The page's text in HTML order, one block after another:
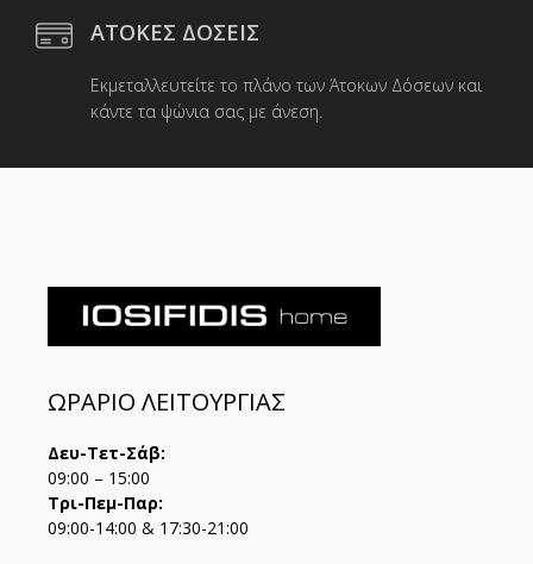
ΑΤΟΚΕΣ ΔΟΣΕΙΣ
Εκμεταλλευτείτε το πλάνο των Άτοκων Δόσεων και
κάντε τα ψώνια σας με άνεση.
ΩΡΑΡΙΟ ΛΕΙΤΟΥΡΓΙΑΣ
Δευ-Τετ-Σάβ:
09:00 – 15:00
Τρι-Πεμ-Παρ:
09:00-14:00 & 17:30-21:00